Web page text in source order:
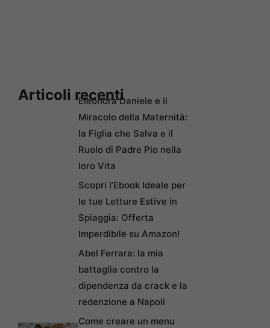
Articoli recentiEleonora Daniele e il
Miracolo della Maternità:
la Figlia che Salva e il
Ruolo di Padre Pio nella
loro Vita
Scopri l’Ebook Ideale per
le tue Letture Estive in
Spiaggia: Offerta
Imperdibile su Amazon!
Abel Ferrara: la mia
battaglia contro la
dipendenza da crack e la
redenzione a Napoli
Come creare un menu